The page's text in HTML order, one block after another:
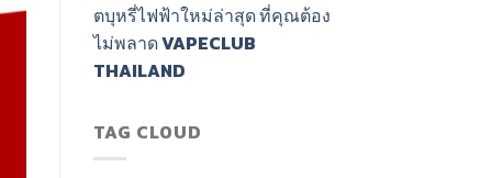
ตบุหรี่ไฟฟ้าใหม่ล่าสุด ที่คุณต้อง
ไม่พลาด VAPECLUB
THAILAND
TAG CLOUD